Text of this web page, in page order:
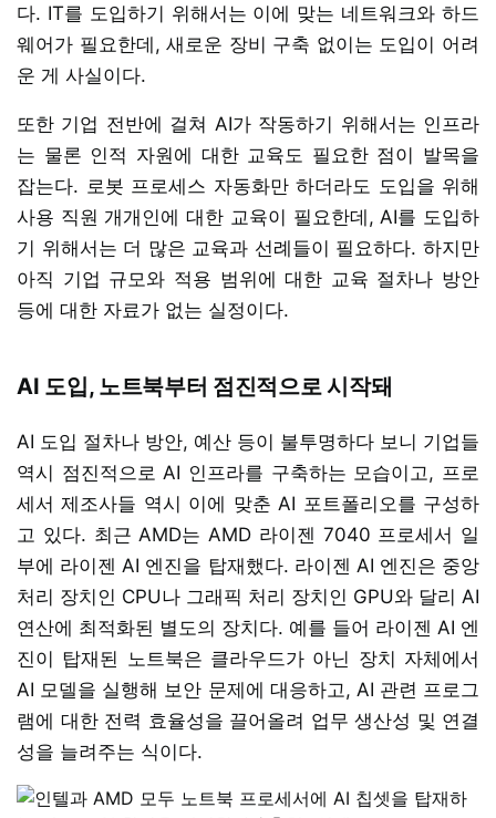
다. IT를 도입하기 위해서는 이에 맞는 네트워크와 하드
웨어가 필요한데, 새로운 장비 구축 없이는 도입이 어려
운 게 사실이다.
또한 기업 전반에 걸쳐 AI가 작동하기 위해서는 인프라
는 물론 인적 자원에 대한 교육도 필요한 점이 발목을
잡는다. 로봇 프로세스 자동화만 하더라도 도입을 위해
사용 직원 개개인에 대한 교육이 필요한데, AI를 도입하
기 위해서는 더 많은 교육과 선례들이 필요하다. 하지만
아직 기업 규모와 적용 범위에 대한 교육 절차나 방안
등에 대한 자료가 없는 실정이다.
AI 도입, 노트북부터 점진적으로 시작돼
AI 도입 절차나 방안, 예산 등이 불투명하다 보니 기업들
역시 점진적으로 AI 인프라를 구축하는 모습이고, 프로
세서 제조사들 역시 이에 맞춘 AI 포트폴리오를 구성하
고 있다. 최근 AMD는 AMD 라이젠 7040 프로세서 일
부에 라이젠 AI 엔진을 탑재했다. 라이젠 AI 엔진은 중앙
처리 장치인 CPU나 그래픽 처리 장치인 GPU와 달리 AI
연산에 최적화된 별도의 장치다. 예를 들어 라이젠 AI 엔
진이 탑재된 노트북은 클라우드가 아닌 장치 자체에서
AI 모델을 실행해 보안 문제에 대응하고, AI 관련 프로그
램에 대한 전력 효율성을 끌어올려 업무 생산성 및 연결
성을 늘려주는 식이다.